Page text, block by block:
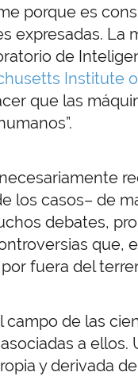
porque es
expresadas. La
de
Institute
que las
los casos– de
debates,
que,
fuera del
de las
a ellos.
y derivada